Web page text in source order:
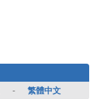
- 繁體中文